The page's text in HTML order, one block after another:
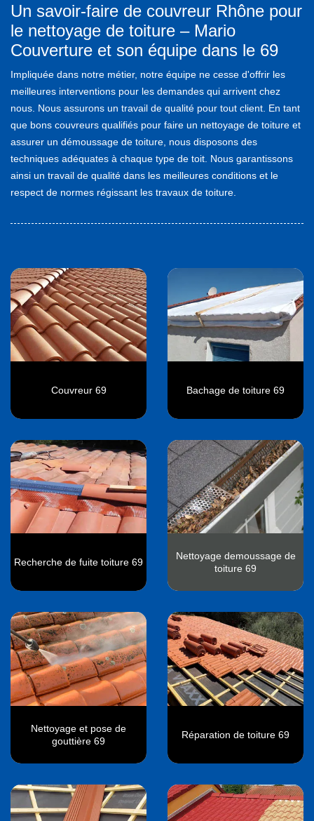
Un savoir-faire de couvreur Rhône pour
le nettoyage de toiture – Mario
Couverture et son équipe dans le 69
Impliquée dans notre métier, notre équipe ne cesse d'offrir les
meilleures interventions pour les demandes qui arrivent chez
nous. Nous assurons un travail de qualité pour tout client. En tant
que bons couvreurs qualifiés pour faire un nettoyage de toiture et
assurer un démoussage de toiture, nous disposons des
techniques adéquates à chaque type de toit. Nous garantissons
ainsi un travail de qualité dans les meilleures conditions et le
respect de normes régissant les travaux de toiture.
Couvreur 69 Bachage de toiture 69
Recherche de fuite toiture 69
Nettoyage demoussage de
toiture 69
Nettoyage et pose de
gouttière 69
Réparation de toiture 69